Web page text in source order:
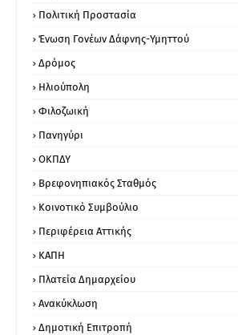
Πολιτική Προστασία
Ένωση Γονέων Δάφνης-Υμηττού
Δρόμος
Ηλιούπολη
Φιλοζωική
Πανηγύρι
ΟΚΠΔΥ
Βρεφονηπιακός Σταθμός
Κοινοτικό Συμβούλιο
Περιφέρεια Αττικής
ΚΑΠΗ
Πλατεία Δημαρχείου
Ανακύκλωση
Δημοτική Επιτροπή